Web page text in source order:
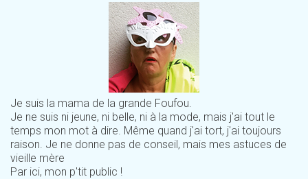
Je suis la mama de la grande Foufou.
Je ne suis ni jeune, ni belle, ni à la mode, mais j'ai tout le
temps mon mot à dire. Même quand j'ai tort, j'ai toujours
raison. Je ne donne pas de conseil, mais mes astuces de
vieille mère
Par ici, mon p'tit public !